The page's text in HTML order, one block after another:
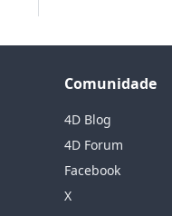
Comunidade
4D Blog
4D Forum
Facebook
X